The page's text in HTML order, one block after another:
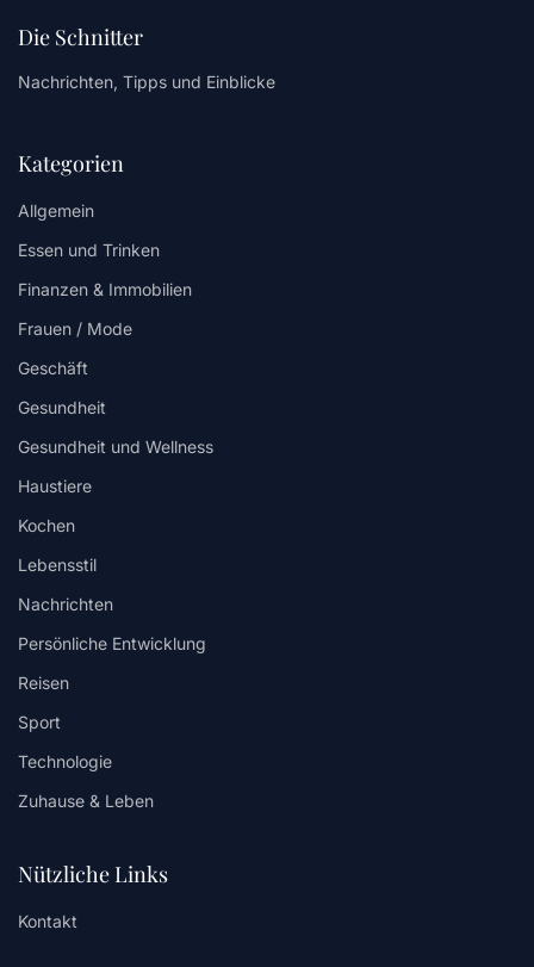
Die Schnitter
Nachrichten, Tipps und Einblicke
Kategorien
Allgemein
Essen und Trinken
Finanzen & Immobilien
Frauen / Mode
Geschäft
Gesundheit
Gesundheit und Wellness
Haustiere
Kochen
Lebensstil
Nachrichten
Persönliche Entwicklung
Reisen
Sport
Technologie
Zuhause & Leben
Nützliche Links
Kontakt